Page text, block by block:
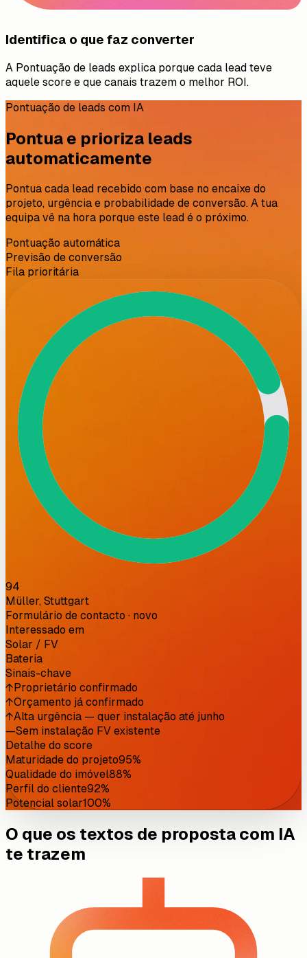
Identifica o que faz converter
A Pontuação de leads explica porque cada lead teve
aquele score e que canais trazem o melhor ROI.
Pontuação de leads com IA
Pontua e prioriza leads
automaticamente
Pontua cada lead recebido com base no encaixe do
projeto, urgência e probabilidade de conversão. A tua
equipa vê na hora porque este lead é o próximo.
Pontuação automática
Previsão de conversão
Fila prioritária
94
Müller, Stuttgart
Formulário de contacto · novo
Interessado em
Solar / FV
Bateria
Sinais-chave
↑ Proprietário confirmado
↑Orçamento já confirmado
↑Alta urgência — quer instalação até junho
—Sem instalação FV existente
Detalhe do score
Maturidade do projeto95%
Qualidade do imóvel88%
Perfil do cliente92%
Potencial solar100%
O que os textos de proposta com IA
te trazem